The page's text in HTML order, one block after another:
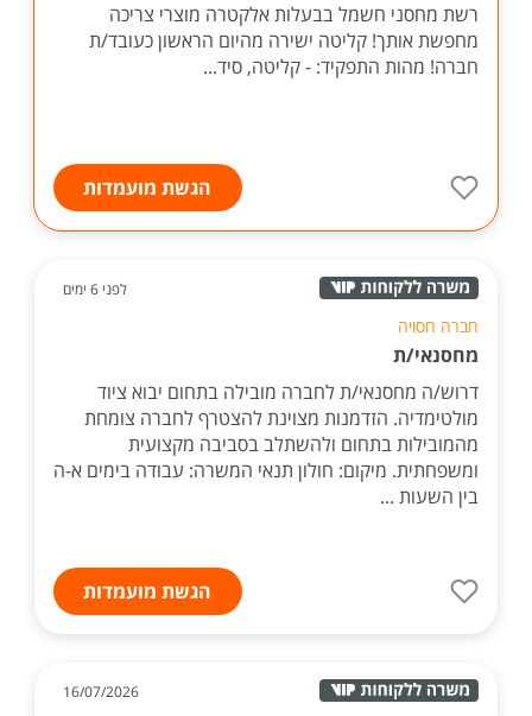
רשת מחסני חשמל בבעלות אלקטרה מוצרי צריכה
מחפשת אותך! קליטה ישירה מהיום הראשון כעובד/ת
חברה! מהות התפקיד: - קליטה, סיד...
הגשת מועמדות
לפני 6 ימים
חברה חסויה
מחסנאי/ת
דרוש/ה מחסנאי/ת לחברה מובילה בתחום יבוא ציוד
מולטימדיה. הזדמנות מצוינת להצטרף לחברה צומחת
מהמובילות בתחום ולהשתלב בסביבה מקצועית
ומשפחתית. מיקום: חולון תנאי המשרה: עבודה בימים א-ה
בין השעות ...
הגשת מועמדות
16/07/2026